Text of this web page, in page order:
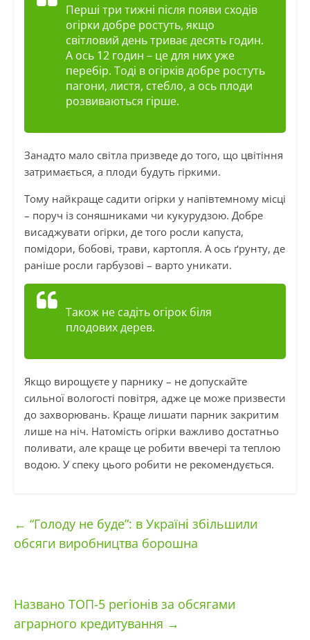
Перші три тижні після появи сходів
огірки добре ростуть, якщо
світловий день триває десять годин.
А ось 12 годин – це для них уже
перебір. Тоді в огірків добре ростуть
пагони, листя, стебло, а ось плоди
розвиваються гірше.
Занадто мало світла призведе до того, що цвітіння
затримається, а плоди будуть гіркими.
Тому найкраще садити огірки у напівтемному місці
– поруч із соняшниками чи кукурудзою. Добре
висаджувати огірки, де того росли капуста,
помідори, бобові, трави, картопля. А ось ґрунту, де
раніше росли гарбузові – варто уникати.
Також не садіть огірок біля
плодових дерев.
Якщо вирощуєте у парнику – не допускайте
сильної вологості повітря, адже це може призвести
до захворювань. Краще лишати парник закритим
лише на ніч. Натомість огірки важливо достатньо
поливати, але краще це робити ввечері та теплою
водою. У спеку цього робити не рекомендується.
← “Голоду не буде”: в Україні збільшили
обсяги виробництва борошна
Названо ТОП-5 регіонів за обсягами
аграрного кредитування →